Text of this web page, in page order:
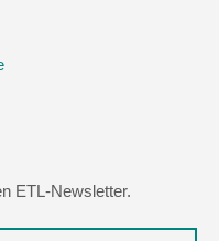
ETL-Newsletter.